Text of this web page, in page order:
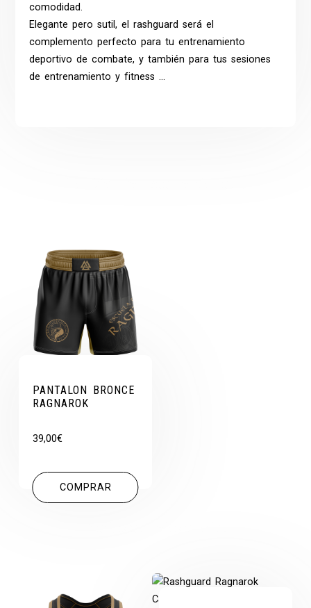
comodidad.
Elegante pero sutil, el rashguard será el
complemento perfecto para tu entrenamiento
deportivo de combate, y también para tus sesiones
de entrenamiento y fitness …
PANTALON BRONCE
RAGNAROK
39,00€
COMPRAR